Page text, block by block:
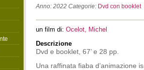
Anno:2022 Categorie: Dvd con booklet
un film di: Ocelot, Michel
Descrizione
Dvd e booklet, 67’ e 28 pp.
Una raffinata fiaba d’animazione